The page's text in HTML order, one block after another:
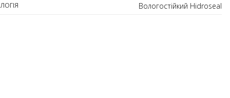
Вологостійкий Hidroseal